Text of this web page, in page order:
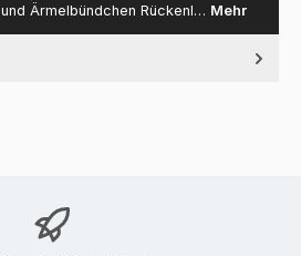
Ärmelbündchen Rückenl… Mehr